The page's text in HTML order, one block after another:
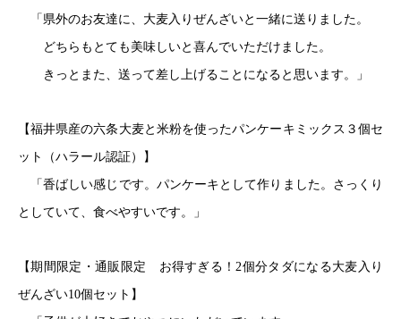
「県外のお友達に、大麦入りぜんざいと一緒に送りました。
どちらもとても美味しいと喜んでいただけました。
きっとまた、送って差し上げることになると思います。」
【福井県産の六条大麦と米粉を使ったパンケーキミックス３個セ
ット（ハラール認証）】
「香ばしい感じです。パンケーキとして作りました。さっくり
としていて、食べやすいです。」
【期間限定・通販限定 お得すぎる！2個分タダになる大麦入り
ぜんざい10個セット】